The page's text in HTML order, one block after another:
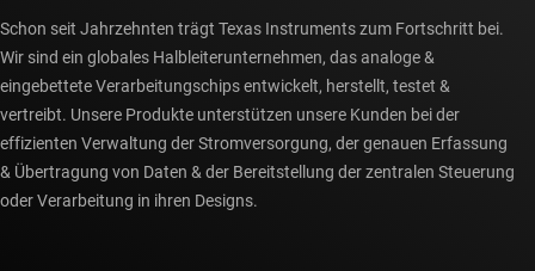
Schon seit Jahrzehnten trägt Texas Instruments zum Fortschritt bei.
Wir sind ein globales Halbleiterunternehmen, das analoge &
eingebettete Verarbeitungschips entwickelt, herstellt, testet &
vertreibt. Unsere Produkte unterstützen unsere Kunden bei der
effizienten Verwaltung der Stromversorgung, der genauen Erfassung
& Übertragung von Daten & der Bereitstellung der zentralen Steuerung
oder Verarbeitung in ihren Designs.